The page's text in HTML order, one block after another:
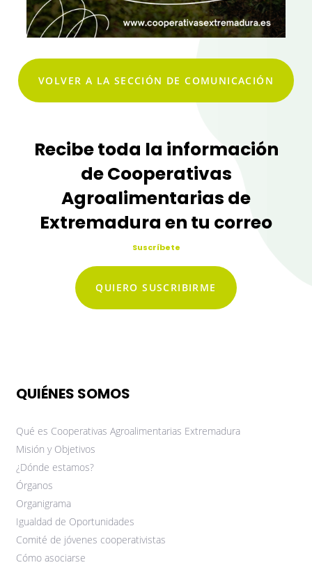
VOLVER A LA SECCIÓN DE COMUNICACIÓN
Recibe toda la información
de Cooperativas
Agroalimentarias de
Extremadura en tu correo
Suscríbete
QUIERO SUSCRIBIRME
QUIÉNES SOMOS
Qué es Cooperativas Agroalimentarias Extremadura
Misión y Objetivos
¿Dónde estamos?
Órganos
Organigrama
Igualdad de Oportunidades
Comité de jóvenes cooperativistas
Cómo asociarse